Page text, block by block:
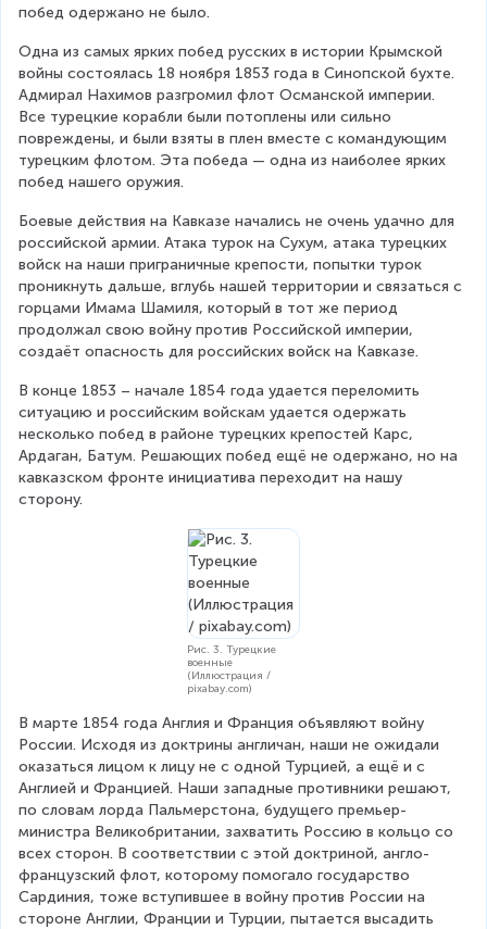
побед одержано не было.
Одна из самых ярких побед русских в истории Крымской
войны состоялась 18 ноября 1853 года в Синопской бухте.
Адмирал Нахимов разгромил флот Османской империи.
Все турецкие корабли были потоплены или сильно
повреждены, и были взяты в плен вместе с командующим
турецким флотом. Эта победа — одна из наиболее ярких
побед нашего оружия.
Боевые действия на Кавказе начались не очень удачно для
российской армии. Атака турок на Сухум, атака турецких
войск на наши приграничные крепости, попытки турок
проникнуть дальше, вглубь нашей территории и связаться с
горцами Имама Шамиля, который в тот же период
продолжал свою войну против Российской империи,
создаёт опасность для российских войск на Кавказе.
В конце 1853 – начале 1854 года удается переломить
ситуацию и российским войскам удается одержать
несколько побед в районе турецких крепостей Карс,
Ардаган, Батум. Решающих побед ещё не одержано, но на
кавказском фронте инициатива переходит на нашу
сторону.
Рис. 3. Турецкие
военные
(Иллюстрация /
pixabay.com)
В марте 1854 года Англия и Франция объявляют войну
России. Исходя из доктрины англичан, наши не ожидали
оказаться лицом к лицу не с одной Турцией, а ещё и с
Англией и Францией. Наши западные противники решают,
по словам лорда Пальмерстона, будущего премьер-
министра Великобритании, захватить Россию в кольцо со
всех сторон. В соответствии с этой доктриной, англо-
французский флот, которому помогало государство
Сардиния, тоже вступившее в войну против России на
стороне Англии, Франции и Турции, пытается высадить